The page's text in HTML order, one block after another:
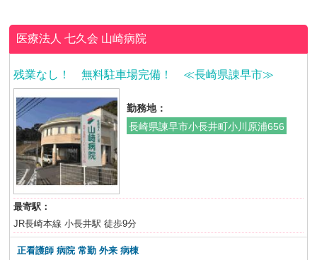
医療法人 七久会 山崎病院
残業なし！ 無料駐車場完備！ ≪長崎県諌早市≫
勤務地：
長崎県諫早市小長井町小川原浦656
最寄駅：
JR長崎本線 小長井駅 徒歩9分
正看護師 病院 常勤 外来 病棟